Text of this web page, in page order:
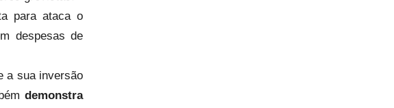
para ataca o
despesas de
a sua inversão
demonstra